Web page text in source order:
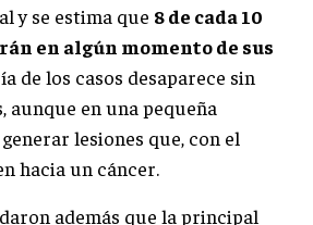
y se estima que 8 de cada 10
en algún momento de sus
de los casos desaparece sin
aunque en una pequeña
lesiones que, con el
hacia un cáncer.
además que la principal